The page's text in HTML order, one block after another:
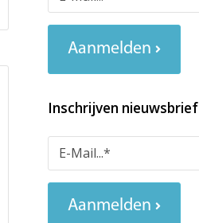
Aanmelden
Inschrijven nieuwsbrief
Aanmelden